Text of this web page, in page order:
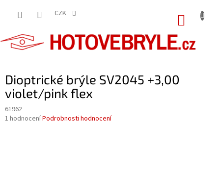
CZK
Dioptrické brýle SV2045 +3,00
violet/pink flex
61962
Průměrné
1 hodnoceníPodrobnosti hodnocení